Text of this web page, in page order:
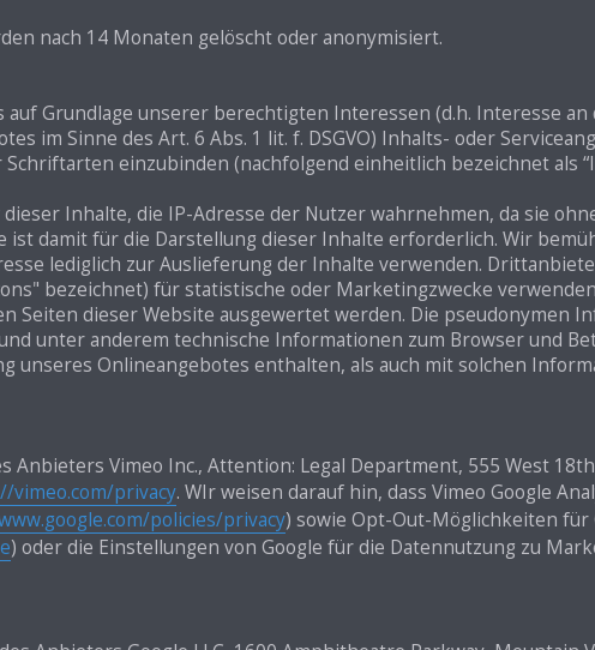
nach 14 Monaten gelöscht oder anonymisiert.
Grundlage unserer berechtigten Interessen (d.h. Interesse
im Sinne des Art. 6 Abs. 1 lit. f. DSGVO) Inhalts- oder
einzubinden (nachfolgend einheitlich bezeichnet als
Inhalte, die IP-Adresse der Nutzer wahrnehmen, da sie
ist damit für die Darstellung dieser Inhalte erforderlich. Wir
lediglich zur Auslieferung der Inhalte verwenden.
bezeichnet) für statistische oder Marketingzwecke
Seiten dieser Website ausgewertet werden. Die pseudonymen
unter anderem technische Informationen zum Browser und
unseres Onlineangebotes enthalten, als auch mit solchen
Anbieters Vimeo Inc., Attention: Legal Department, 555 West
vimeo.com/privacy. WIr weisen darauf hin, dass Vimeo Google
policies/privacy) sowie Opt-Out-Möglichkeiten für
) oder die Einstellungen von Google für die Datennutzung zu